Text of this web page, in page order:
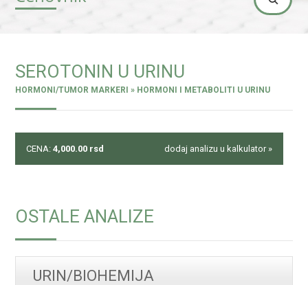
SEROTONIN U URINU
HORMONI/TUMOR MARKERI » HORMONI I METABOLITI U URINU
CENA: 4,000.00 rsd dodaj analizu u kalkulator »
OSTALE ANALIZE
URIN/BIOHEMIJA